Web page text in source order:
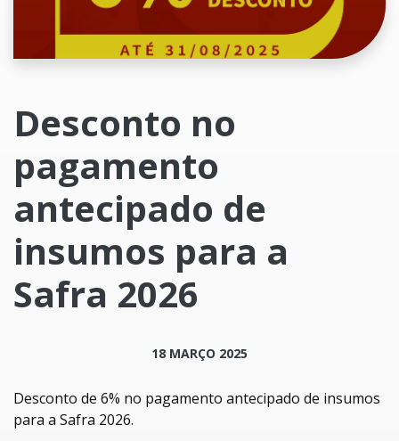
Desconto no
pagamento
antecipado de
insumos para a
Safra 2026
18 MARÇO 2025
Desconto de 6% no pagamento antecipado de insumos
para a Safra 2026.